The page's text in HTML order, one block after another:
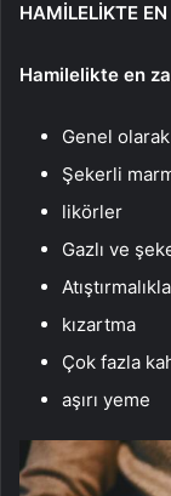
HAMİLELİKTE
Hamilelikte en
Genel
Şekerli
likörler
Gazlı ve
kızartma
Çok fazla
aşırı yeme